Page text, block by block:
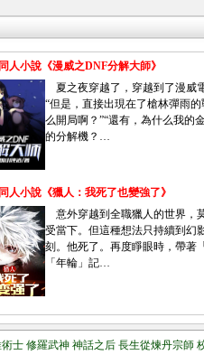
人小說《漫威之DNF分解大師》
夏之夜穿越了，穿越到了漫威
“但是，直接出現在了槍林彈雨
么開局啊？”“還有，為什么我的
的分解機？…
人小說《獵人：我死了也變強了》
意外穿越到全職獵人的世界，
受當下。但這種想法只持續到幻
刻。他死了。再度睜眼時，帶著
「年輪」記…
術士 修羅武神 神話之后 長生從煉丹宗師